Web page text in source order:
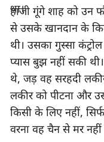
था।
हाजी गूंगे शाह को उन
से उसके खानदान के
थी। उसका गुस्सा
प्यास बुझ नहीं सकी
थे, जड़ वह सरहदी
लकीर को पीटना और
किसी के लिए नहीं,
वरना वह चैन से मर